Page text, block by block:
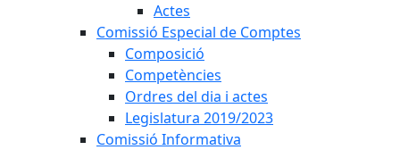
Actes
Comissió Especial de Comptes
Composició
Competències
Ordres del dia i actes
Legislatura 2019/2023
Comissió Informativa